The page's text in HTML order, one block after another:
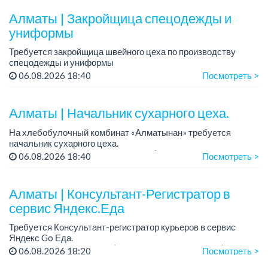
Алматы | Закройщица спецодежды и
униформы
Требуется закройщица швейного цеха по производству
спецодежды и униформы
Рабочий день с 9:00 до 18:00
06.08.2026 18:40 Посмотреть >
Алматы | Начальник сухарного цеха.
На хлебобулочный комбинат «Алматынан» требуется
начальник сухарного цеха.
Зарплата: от 300 000 тенге на руки (обсуждается на
Требования: оп...
06.08.2026 18:40 Посмотреть >
Алматы | Консультант-Регистратор в
сервис Яндекс.Еда
Требуется Консультант-регистратор курьеров в сервис
Яндекс Go Еда.
Условия: работа в офисе (Абылай хана - Макатаева).
06.08.2026 18:20 Посмотреть >